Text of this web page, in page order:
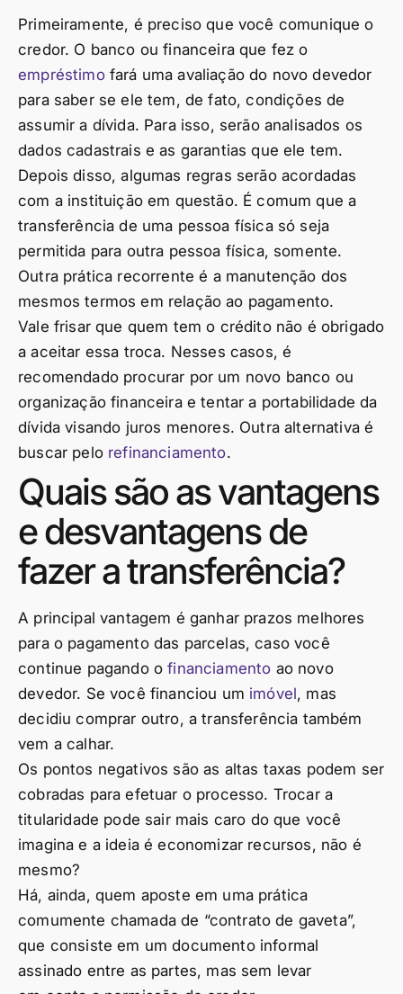
Primeiramente, é preciso que você comunique o
credor. O banco ou financeira que fez o
empréstimofará uma avaliação do novo devedor
para saber se ele tem, de fato, condições de
assumir a dívida. Para isso, serão analisados os
dados cadastrais e as garantias que ele tem.
Depois disso, algumas regras serão acordadas
com a instituição em questão. É comum que a
transferência de uma pessoa física só seja
permitida para outra pessoa física, somente.
Outra prática recorrente é a manutenção dos
mesmos termos em relação ao pagamento.
Vale frisar que quem tem o crédito não é obrigado
a aceitar essa troca. Nesses casos, é
recomendado procurar por um novo banco ou
organização financeira e tentar a portabilidade da
dívida visando juros menores. Outra alternativa é
buscar pelo refinanciamento.
Quais são as vantagens
e desvantagens de
fazer a transferência?
A principal vantagem é ganhar prazos melhores
para o pagamento das parcelas, caso você
continue pagando ofinanciamento ao novo
devedor. Se você financiou um imóvel, mas
decidiu comprar outro, a transferência também
vem a calhar.
Os pontos negativos são as altas taxas podem ser
cobradas para efetuar o processo. Trocar a
titularidade pode sair mais caro do que você
imagina e a ideia é economizar recursos, não é
mesmo?
Há, ainda, quem aposte em uma prática
comumente chamada de “contrato de gaveta”,
que consiste em um documento informal
assinado entre as partes, mas sem levar